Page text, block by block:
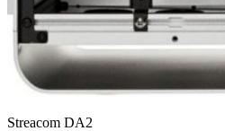
Streacom DA2